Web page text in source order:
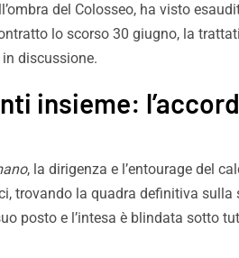
del Colosseo, ha visto
lo scorso 30 giugno, la
discussione.
insieme:
, la dirigenza e l’entourage del
trovando la quadra definitiva sulla
posto e l’intesa è blindata sotto